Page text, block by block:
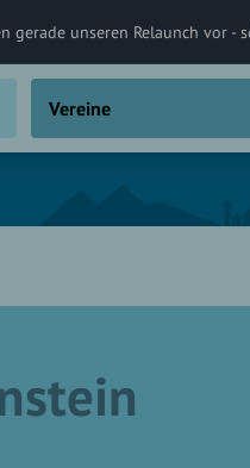
gerade unseren Relaunch vor -
Vereine